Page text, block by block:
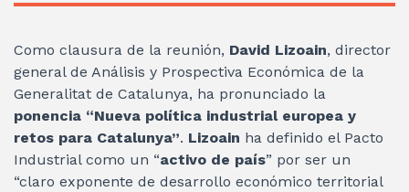
Como clausura de la reunión, David Lizoain, director
general de Análisis y Prospectiva Económica de la
Generalitat de Catalunya, ha pronunciado la
ponencia “Nueva política industrial europea y
retos para Catalunya”. Lizoain ha definido el Pacto
Industrial como un “activo de país” por ser un
“claro exponente de desarrollo económico territorial